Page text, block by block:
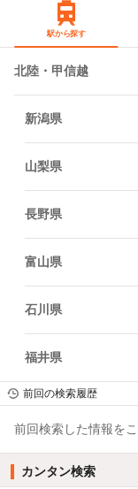
駅から探す
北陸・甲信越
新潟県
山梨県
長野県
富山県
石川県
福井県
前回の検索履歴
前回検索した情報を
カンタン検索